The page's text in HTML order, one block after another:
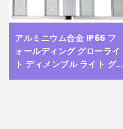
アルミニウム合金 IP65 フ
ォールディング グローライ
ト ディメンブル ライト グ
ローライト ディメンブル フ